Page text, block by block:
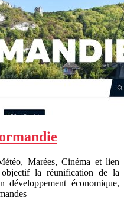
Marées, Cinéma et lien
la réunification de la
développement économique,